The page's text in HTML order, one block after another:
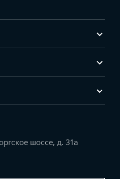
шоссе, д. 31а